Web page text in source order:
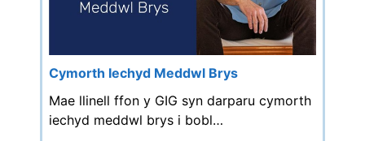
Cymorth Iechyd Meddwl Brys
Mae llinell ffon y GIG syn darparu cymorth
iechyd meddwl brys i bobl…